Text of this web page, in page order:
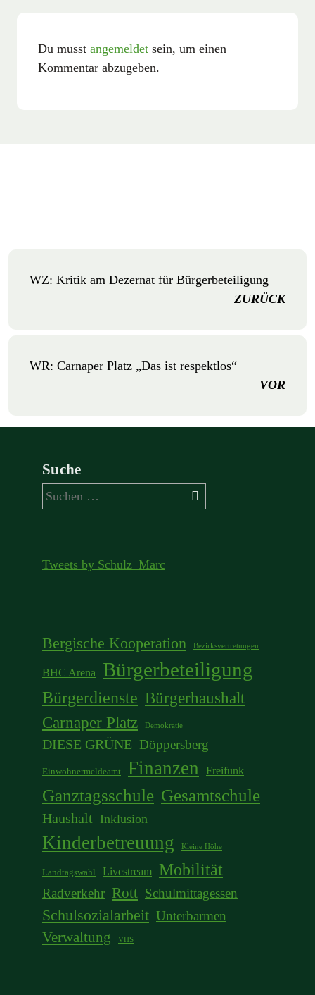
Du musst angemeldet sein, um einen
Kommentar abzugeben.
WZ: Kritik am Dezernat für Bürgerbeteiligung
ZURÜCK
WR: Carnaper Platz „Das ist respektlos“
VOR
Suche
Suchen
nach:
Tweets by Schulz_Marc
Bergische Kooperation Bezirksvertretungen
BHC Arena Bürgerbeteiligung
Bürgerdienste Bürgerhaushalt
Carnaper Platz
Demokratie
DIESE GRÜNE Döppersberg
Einwohnermeldeamt Finanzen Freifunk
Ganztagsschule Gesamtschule
Haushalt Inklusion
Kinderbetreuung Kleine Höhe
Landtagswahl Livestream Mobilität
Radverkehr Rott Schulmittagessen
Schulsozialarbeit Unterbarmen
Verwaltung VHS